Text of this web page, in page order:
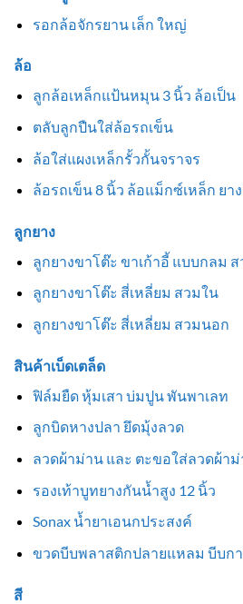
รอกล้อจักรยาน เล็ก ใหญ่
ล้อ
ลูกล้อเหล็กแป้นหมุน 3 นิ้ว ล้อเป็น
ตลับลูกปืนใส่ล้อรถเข็น
ล้อใส่แผงเหล็กรั้วกั้นจราจร
ล้อรถเข็น 8 นิ้ว ล้อแม็กซ์เหล็ก ยา
ลูกยาง
ลูกยางขาโต๊ะ ขาเก้าอี้ แบบกลม
ลูกยางขาโต๊ะ สี่เหลี่ยม สวมใน
ลูกยางขาโต๊ะ สี่เหลี่ยม สวมนอก
สินค้าเบ็ดเตล็ด
ฟิล์มยืด หุ้มเสา บ่มปูน พันพาเลท
ลูกบิดหางปลา ยึดมุ้งลวด
ลวดผ้าม่าน และ ตะขอใส่ลวดผ้า
รองเท้าบูทยางกันน้ำสูง 12 นิ้ว
Sonax น้ำยาเอนกประสงค์
ขวดบีบพลาสติกปลายแหลม บีบก
สี